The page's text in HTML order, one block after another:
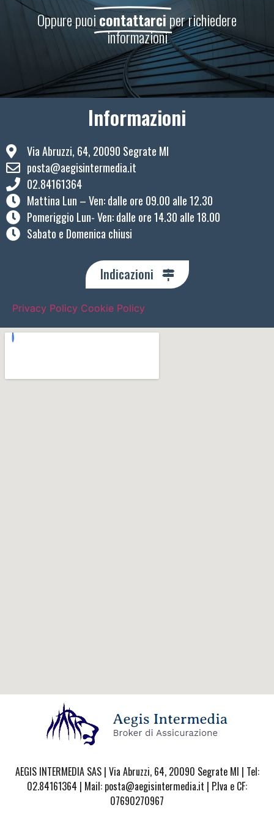
Oppure puoicontattarciper richiedere
informazioni
Informazioni
Via Abruzzi, 64, 20090 Segrate MI
posta@aegisintermedia.it
02.84161364
Mattina Lun – Ven: ​dalle ore 09.00 alle 12.30
Pomeriggio Lun- Ven: dalle ore 14.30 alle 18.00
Sabato e Domenica chiusi
Indicazioni
Privacy Policy Cookie Policy
AEGIS INTERMEDIA SAS | Via Abruzzi, 64, 20090 Segrate MI | Tel:
02.84161364 | Mail: posta@aegisintermedia.it | P.Iva e CF:
07690270967